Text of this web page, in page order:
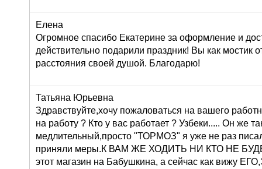
Елена
Огромное спасибо Екатерине за оформление и
действительно подарили праздник! Вы как мостик
расстояния своей душой. Благодарю!
Татьяна Юрьевна
Здравствуйте,хочу пожаловаться на вашего
на работу ? Кто у вас работает ? Узбеки..... Он же
медлительный,просто "ТОРМОЗ" я уже не раз
приняли меры.К ВАМ ЖЕ ХОДИТЬ НИ КТО НЕ
этот магазин на Бабушкина, а сейчас как вижу